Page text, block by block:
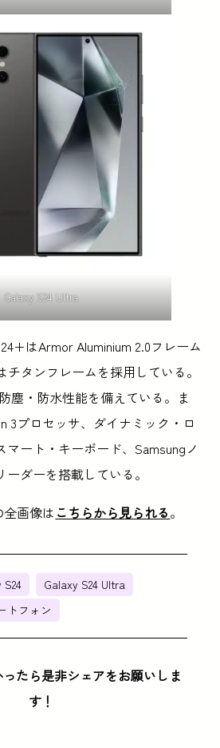
Galaxy S24 Ultra
はArmor Aluminium 2.0フレーム
チタンフレームを採用している。
塵・防水性能を備えている。ま
3プロセッサ、ダイナミック・ロ
マート・キーボード、Samsungノ
ダーを搭載している。
全画像は こちらから見られる。
S24
Galaxy S24 Ultra
トフォン
たら是非シェアをお願いしま
す！